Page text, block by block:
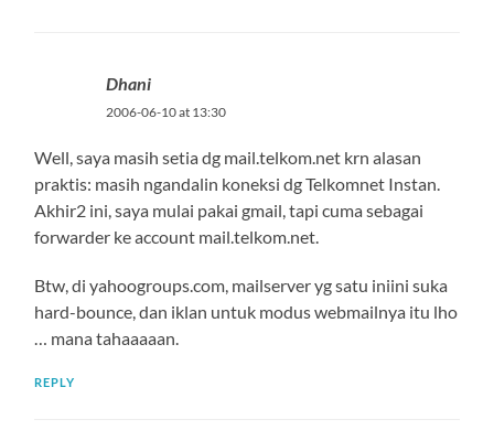
Dhani
2006-06-10 at 13:30
Well, saya masih setia dg mail.telkom.net krn alasan
praktis: masih ngandalin koneksi dg Telkomnet Instan.
Akhir2 ini, saya mulai pakai gmail, tapi cuma sebagai
forwarder ke account mail.telkom.net.
Btw, di yahoogroups.com, mailserver yg satu iniini suka
hard-bounce, dan iklan untuk modus webmailnya itu lho
… mana tahaaaaan.
REPLY